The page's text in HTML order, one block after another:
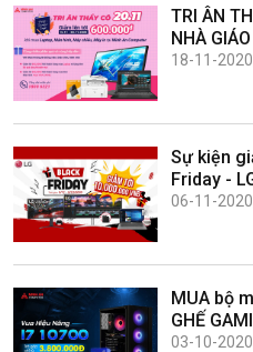
TRI ÂN
NHÀ
18-11-
Sự kiện
Friday -
06-11-
MUA bộ
GHẾ
03-10-